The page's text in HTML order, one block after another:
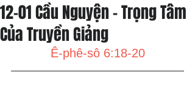
12-01 Cầu Nguyện - Trọng Tâm
Của Truyền Giảng
Ê-phê-sô 6:18-20